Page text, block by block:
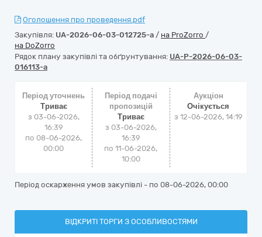
Оголошення про проведення.pdf
Закупівля: UA-2026-06-03-012725-a / на ProZorro /
на DoZorro
Рядок плану закупівлі та обґрунтування: UA-P-2026-06-03-
016113-a
Період уточнень
Триває
з 03-06-2026,
16:39
по 08-06-2026,
00:00
Період подачі
пропозицій
Триває
з 03-06-2026,
16:39
по 11-06-2026,
10:00
Аукціон
Очікується
з 12-06-2026, 14:19
Період оскарження умов закупівлі - по 08-06-2026, 00:00
ВІДКРИТІ ТОРГИ З ОСОБЛИВОСТЯМИ